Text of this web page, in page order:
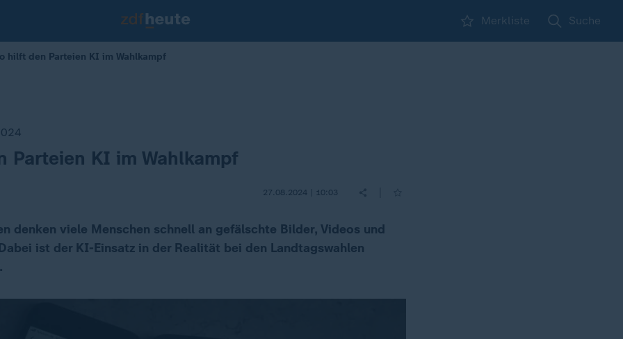
Merkliste Suche
hilft den Parteien KI im Wahlkampf
Parteien KI im Wahlkampf
27.08.2024 | 10:03
denken viele Menschen schnell an gefälschte Bilder, Videos und
ist der KI-Einsatz in der Realität bei den Landtagswahlen